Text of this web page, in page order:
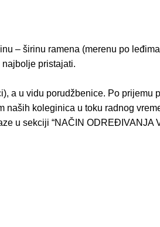
– širinu ramena (merenu po
pristajati.
a u vidu porudžbenice. Po prijemu
koleginica u toku radnog
u sekciji “NAČIN ODREĐIVANJA